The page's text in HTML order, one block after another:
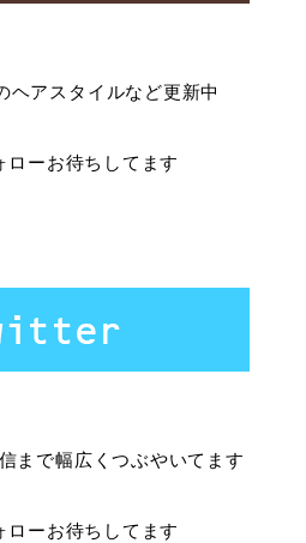
ヘアスタイルなど更新中
ローお待ちしてます
まで幅広くつぶやいてます
ローお待ちしてます